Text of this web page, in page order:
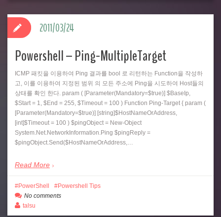
Powershell – Ping-MultipleTarget
ICMP 패킷을 이용하여 Ping 결과를 bool 로 리턴하는 Function을 작성하
고, 이를 이용하여 지정된 범위 의 모든 주소에 Ping을 시도하여 Host들의
상태를 확인 한다. param ( [Parameter(Mandatory=$true)] $BaseIp,
$Start = 1, $End = 255, $Timeout = 100 ) Function Ping-Target { param (
[Parameter(Mandatory=$true)] [string]$HostNameOrAddress,
[int]$Timeout = 100 ) $pingObject = New-Object
System.Net.NetworkInformation.Ping $pingReply =
$pingObject.Send($HostNameOrAddress,…
Read More
2011/03/24
PowerShell
Powershell Tips
No comments
talsu